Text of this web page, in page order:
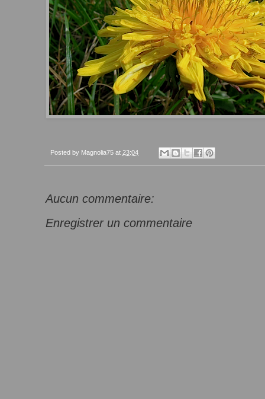
Posted by Magnolia75 at 23:04
Aucun commentaire:
Enregistrer un commentaire